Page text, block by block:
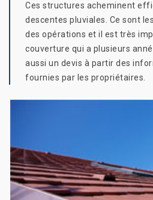
Ces structures acheminent
descentes pluviales. Ce sont
des opérations et il est très
couverture qui a plusieurs
aussi un devis à partir des
fournies par les propriétaires.